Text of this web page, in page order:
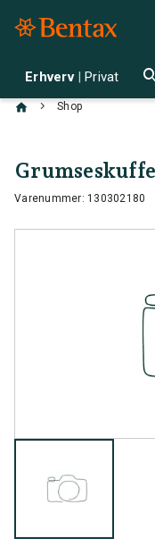
Erhverv | Privat
chevron_right Shop
Varenummer: 130302180